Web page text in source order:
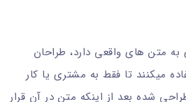
متن های واقعی دارد، طراحان
میکنند تا فقط به مشتری یا کار
شده بعد از اینکه متن در آن قرار